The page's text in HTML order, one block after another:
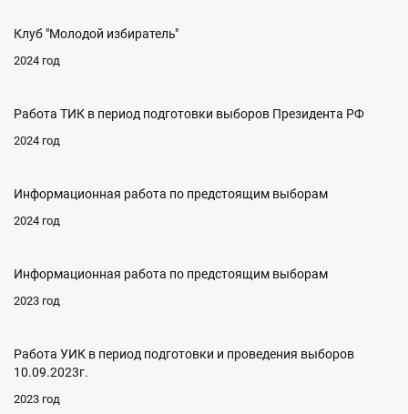
Клуб "Молодой избиратель"
2024 год
Работа ТИК в период подготовки выборов Президента РФ
2024 год
Информационная работа по предстоящим выборам
2024 год
Информационная работа по предстоящим выборам
2023 год
Работа УИК в период подготовки и проведения выборов
10.09.2023г.
2023 год